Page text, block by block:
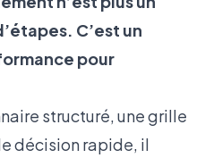
C’est un
pour
structuré, une grille
décision rapide, il